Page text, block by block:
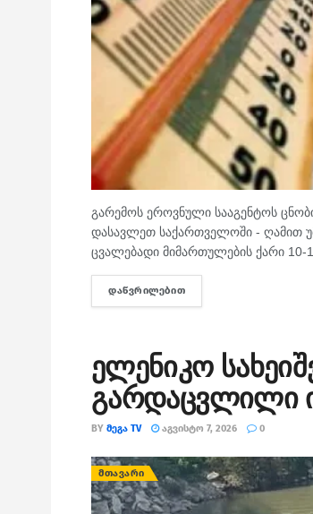
გარემოს ეროვნული სააგენტოს
დასავლეთ საქართველოში - ღამით
ცვალებადი მიმართულების ქარი 10-
ᲓᲐᲬᲕᲠᲘᲚᲔᲑᲘᲗ
ელენიკო
გარდაცვლილი
BY ᲛᲔᲒᲐ TV ᲐᲒᲕᲘᲡᲢᲝ 7, 2026 0
ᲛᲗᲐᲕᲐᲠᲘ